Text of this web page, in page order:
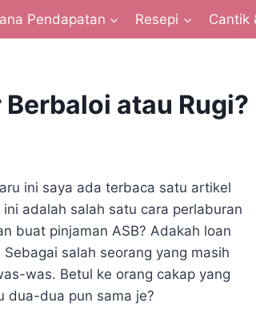
Pendapatan Resepi Cantik
atau Rugi?
ini saya ada terbaca satu artikel
adalah salah satu cara perlaburan
buat pinjaman ASB? Adakah loan
salah seorang yang masih
was. Betul ke orang cakap yang
dua-dua pun sama je?